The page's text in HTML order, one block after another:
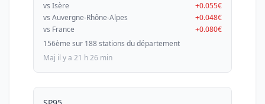
vs Isère
+0.055€
vs Auvergne-Rhône-Alpes
+0.048€
vs France
+0.080€
156ème sur 188 stations du département
Maj il y a 21 h 26 min